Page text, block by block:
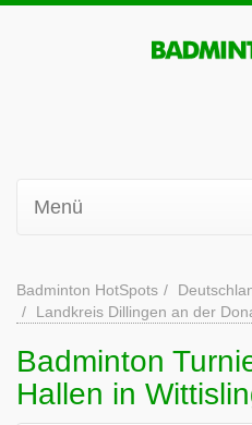
Menü
Badminton HotSpots
Landkreis Dillingen an der
Badminton
Hallen in